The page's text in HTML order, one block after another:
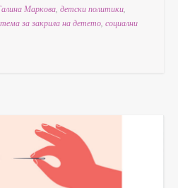
Маркова детски политики
за закрила на детето социални